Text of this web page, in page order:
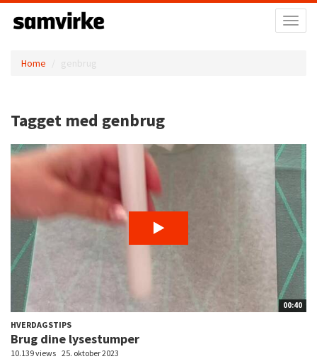
Home genbrug
Tagget med genbrug
00:40
HVERDAGSTIPS
Brug dine lysestumper
10.139 views 25. oktober 2023